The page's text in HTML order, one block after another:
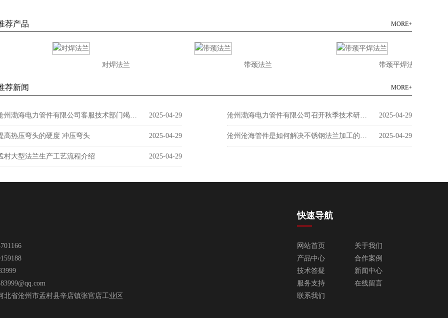
荐产品 MORE+
对焊法兰 带颈法兰 带颈平焊法兰
荐新闻 MORE+
沧州渤海电力管件有限公司客服技术部门竭诚为您服务 2025-04-29 沧州渤海电力管件有限公司召开秋季技术研讨会 2025-04-29
高热压弯头的硬度 冲压弯头 2025-04-29 沧州沧海管件是如何解决不锈钢法兰加工的问题呢？ 2025-04-29
村大型法兰生产工艺流程介绍 2025-04-29
北省沧州市孟村县辛店镇张官店工业区
快速导航
网站首页
关于我们
产品中心
合作案例
技术答疑
新闻中心
服务支持
在线留言
联系我们